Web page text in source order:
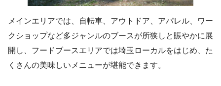
メインエリアでは、自転車、アウトドア、アパレル、ワー
クショップなど多ジャンルのブースが所狭しと賑やかに展
開し、フードブースエリアでは埼玉ローカルをはじめ、た
くさんの美味しいメニューが堪能できます。